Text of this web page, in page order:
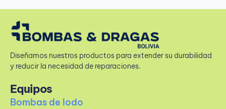
Diseñamos nuestros productos para extender su durabilidad
y reducir la necesidad de reparaciones.
Equipos
Bombas de lodo